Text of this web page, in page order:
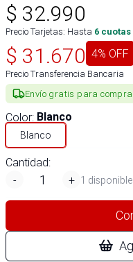
$ 32.990
Precio Tarjetas: Hasta 6 cuotas
$ 31.670 4% OFF
Precio Transferencia Bancaria
Envío gratis para
Color: Blanco
Blanco
Cantidad:
-
+ 1 disponible